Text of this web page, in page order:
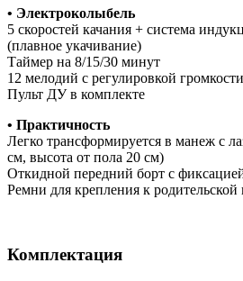
• Электроколыбель
5 скоростей качания + система
(плавное укачивание)
Таймер на 8/15/30 минут
12 мелодий с регулировкой громкости
Пульт ДУ в комплекте
• Практичность
Легко трансформируется в манеж с
см, высота от пола 20 см)
Откидной передний борт с
Ремни для крепления к родительской
Комплектация